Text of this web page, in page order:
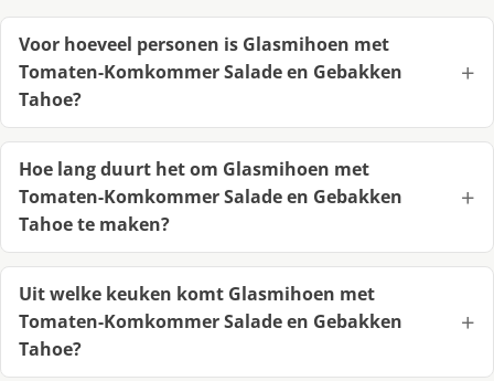
Voor hoeveel personen is Glasmihoen met
Tomaten-Komkommer Salade en Gebakken
Tahoe?
Hoe lang duurt het om Glasmihoen met
Tomaten-Komkommer Salade en Gebakken
Tahoe te maken?
Uit welke keuken komt Glasmihoen met
Tomaten-Komkommer Salade en Gebakken
Tahoe?